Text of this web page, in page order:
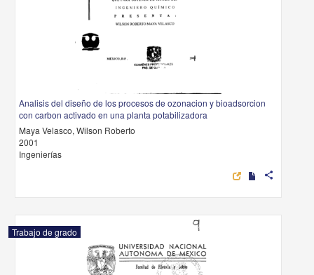
Analisis del diseño de los procesos de ozonacion y bioadsorcion
con carbon activado en una planta potabilizadora
Maya Velasco, Wilson Roberto
2001
Ingenierías
share
Trabajo de grado